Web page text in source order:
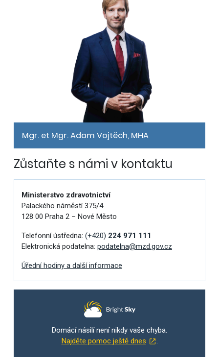
Mgr. et Mgr. Adam Vojtěch, MHA
Zůstaňte s námi v kontaktu
Ministerstvo zdravotnictví
Palackého náměstí 375/4
128 00 Praha 2 – Nové Město
Telefonní ústředna: (+420) 224 971 111
Elektronická podatelna: podatelna@mzd.gov.cz
Úřední hodiny a další informace
Domácí násilí není nikdy vaše chyba.
Najděte pomoc ještě dnes